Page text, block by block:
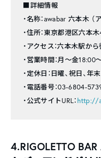
■詳細情報
・名称：awabar 六本木 （
・住所：東京都港区六本
・アクセス：六本木駅か
・営業時間：月～金
・定休日：日曜、祝日、年
・電話番号：03-6804-
・公式サイトURL： http://
4.RIGOLETTO